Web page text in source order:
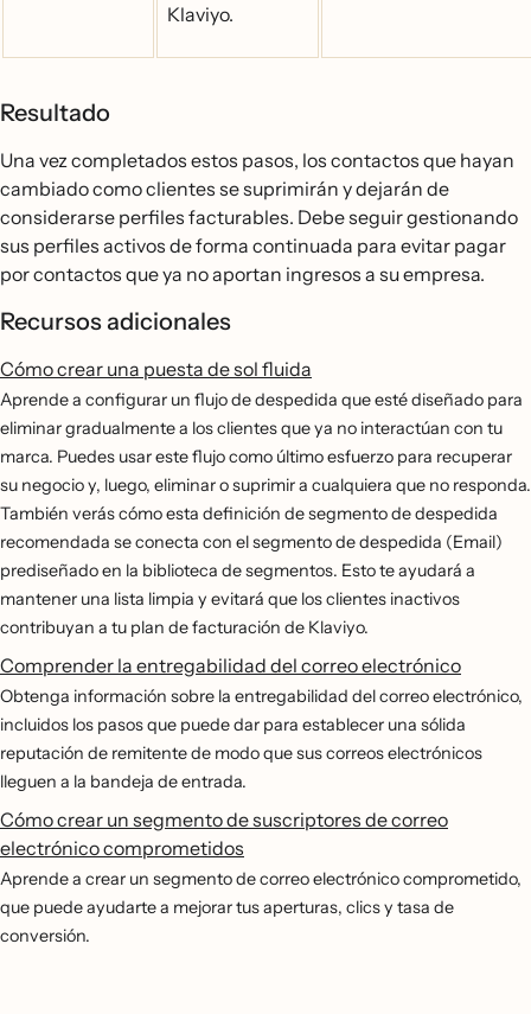
Klaviyo.
Resultado
Una vez completados estos pasos, los contactos que hayan
cambiado como clientes se suprimirán y dejarán de
considerarse perfiles facturables. Debe seguir gestionando
sus perfiles activos de forma continuada para evitar pagar
por contactos que ya no aportan ingresos a su empresa.
Recursos adicionales
Cómo crear una puesta de sol fluida
Aprende a configurar un flujo de despedida que esté diseñado para
eliminar gradualmente a los clientes que ya no interactúan con tu
marca. Puedes usar este flujo como último esfuerzo para recuperar
su negocio y, luego, eliminar o suprimir a cualquiera que no responda.
También verás cómo esta definición de segmento de despedida
recomendada se conecta con el segmento de despedida (Email)
prediseñado en la biblioteca de segmentos. Esto te ayudará a
mantener una lista limpia y evitará que los clientes inactivos
contribuyan a tu plan de facturación de Klaviyo.
Comprender la entregabilidad del correo electrónico
Obtenga información sobre la entregabilidad del correo electrónico,
incluidos los pasos que puede dar para establecer una sólida
reputación de remitente de modo que sus correos electrónicos
lleguen a la bandeja de entrada.
Cómo crear un segmento de suscriptores de correo
electrónico comprometidos
Aprende a crear un segmento de correo electrónico comprometido,
que puede ayudarte a mejorar tus aperturas, clics y tasa de
conversión.